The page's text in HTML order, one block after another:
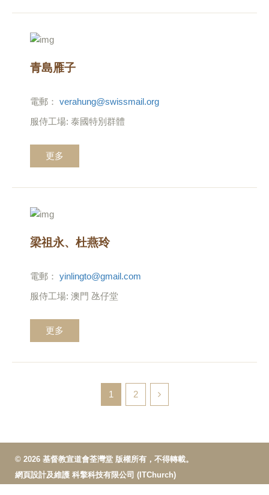
青島雁子
電郵： verahung@swissmail.org
服侍工場: 泰國特別群體
更多
梁祖永、杜燕玲
電郵： yinlingto@gmail.com
服侍工場: 澳門 氹仔堂
更多
1 2
© 2026 基督教宣道會荃灣堂 版權所有，不得轉載。
網頁設計及維護 科擎科技有限公司 (ITChurch)